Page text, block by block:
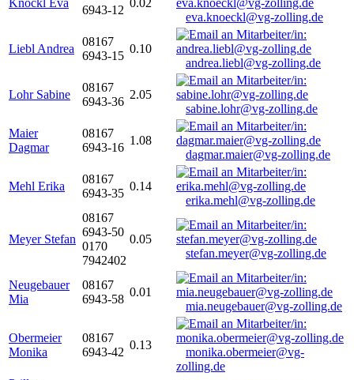
Knöckl Eva
6943-12
0.02
eva.knoeckl@vg-zolling.de
Liebl Andrea
08167
6943-15
0.10
andrea.liebl@vg-zolling.de
Lohr Sabine
08167
6943-36
2.05
sabine.lohr@vg-zolling.de
Maier
Dagmar
08167
6943-16
1.08
dagmar.maier@vg-zolling.de
Mehl Erika
08167
6943-35
0.14
erika.mehl@vg-zolling.de
Meyer Stefan
08167
6943-50
0170
7942402
0.05
stefan.meyer@vg-zolling.de
Neugebauer
Mia
08167
6943-58
0.01
mia.neugebauer@vg-zolling.de
Obermeier
Monika
08167
6943-42
0.13
monika.obermeier@vg-
zolling.de